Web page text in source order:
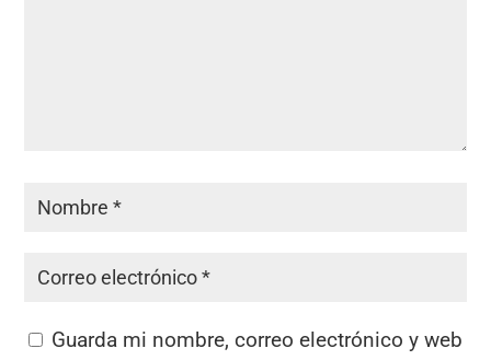
Guarda mi nombre, correo electrónico y web